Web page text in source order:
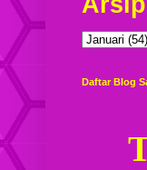
Daftar Blog